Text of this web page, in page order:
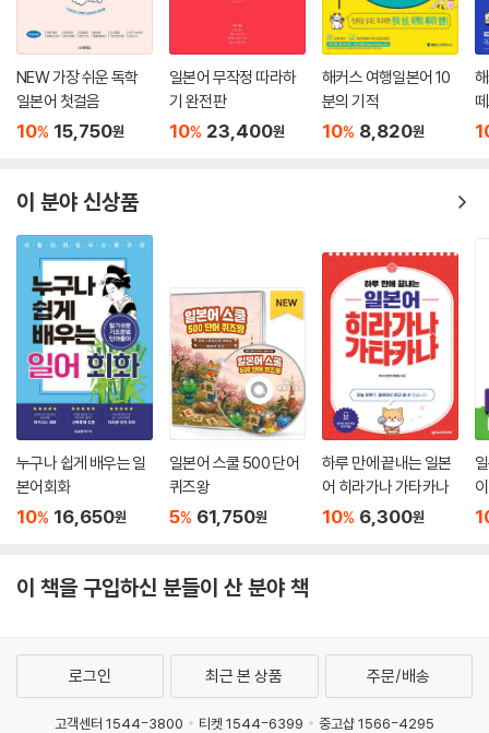
NEW 가장 쉬운 독학
일본어 첫걸음
10% 15,750원
일본어 무작정 따라하
기 완전판
10% 23,400원
해커스 여행일본어 10
분의 기적
10% 8,820원
이 분야 신상품
누구나 쉽게 배우는 일
본어회화
10% 16,650원
일본어 스쿨 500 단어
퀴즈왕
5% 61,750원
하루 만에 끝내는 일본
어 히라가나 가타카나
10% 6,300원
이
이 책을 구입하신 분들이 산 분야 책
로그인 최근 본 상품 주문/배송
고객센터 1544-3800 티켓 1544-6399 중고샵 1566-4295